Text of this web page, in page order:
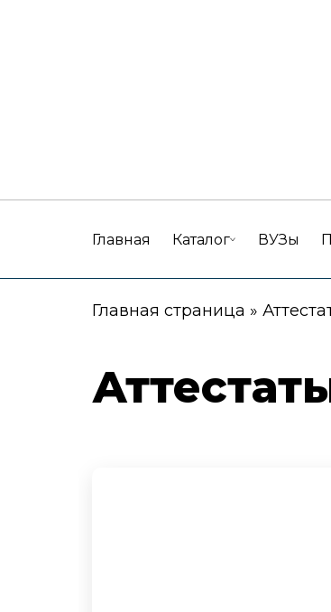
Главная Каталог ВУЗы
Главная страница »